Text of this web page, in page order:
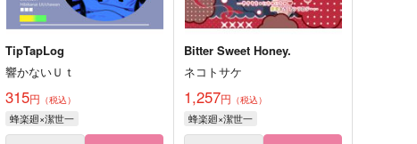
TipTapLog
響かないＵｔ
315円 （税込）
蜂楽廻×潔世一
Bitter Sweet Honey.
ネコトサケ
1,257円 （税込）
蜂楽廻×潔世一